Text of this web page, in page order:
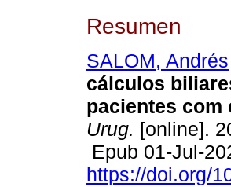
Resumen
SALOM, Andrés
cálculos
pacientes
Urug. [online].
Epub 01-Jul-
https://doi.org/